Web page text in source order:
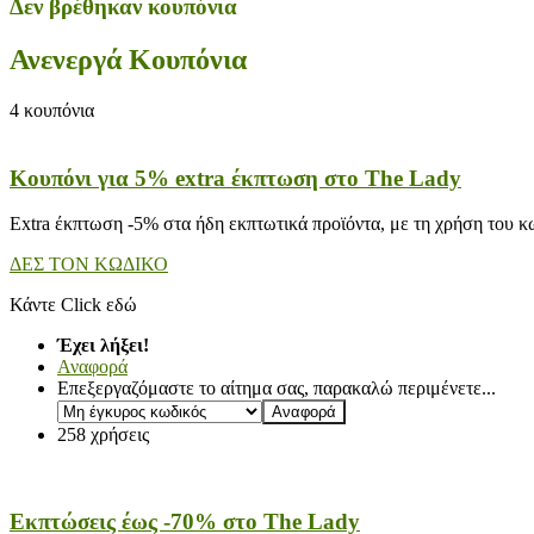
Δεν βρέθηκαν κουπόνια
Ανενεργά Κουπόνια
4 κουπόνια
Κουπόνι για 5% extra έκπτωση στο The Lady
Extra έκπτωση -5% στα ήδη εκπτωτικά προϊόντα, με τη χρήση του
ΔΕΣ ΤΟΝ ΚΩΔΙΚΟ
Κάντε Click εδώ
Έχει λήξει!
Αναφορά
Επεξεργαζόμαστε το αίτημα σας, παρακαλώ περιμένετε...
258 χρήσεις
Εκπτώσεις έως -70% στο The Lady